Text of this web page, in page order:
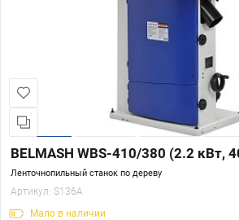
BELMASH WBS-410/380 (2.2 кВт,
Ленточнопильный станок по дереву
Артикул: S136A
Мало в наличии